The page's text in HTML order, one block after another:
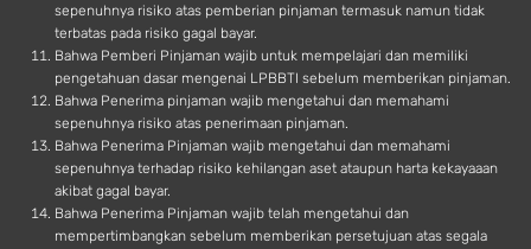
sepenuhnya risiko atas pemberian pinjaman termasuk namun tidak
terbatas pada risiko gagal bayar.
Bahwa Pemberi Pinjaman wajib untuk mempelajari dan memiliki
pengetahuan dasar mengenai LPBBTI sebelum memberikan pinjaman.
Bahwa Penerima pinjaman wajib mengetahui dan memahami
sepenuhnya risiko atas penerimaan pinjaman.
Bahwa Penerima Pinjaman wajib mengetahui dan memahami
sepenuhnya terhadap risiko kehilangan aset ataupun harta kekayaaan
akibat gagal bayar.
Bahwa Penerima Pinjaman wajib telah mengetahui dan
mempertimbangkan sebelum memberikan persetujuan atas segala